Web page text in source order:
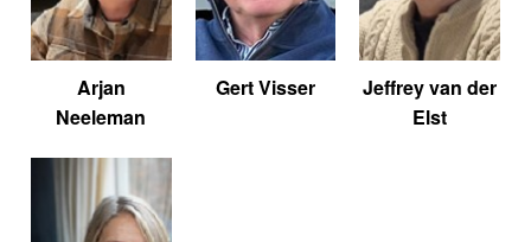
Arjan
Neeleman
Gert Visser
Jeffrey van der
Elst